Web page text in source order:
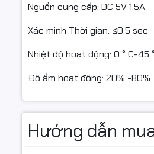
Nguồn cung cấp: DC 5V 1.5A
Xác minh Thời gian: ≤0.5 sec
Nhiệt độ hoạt động: 0 ° C-45
Độ ẩm hoạt động: 20% -80%
Hướng dẫn